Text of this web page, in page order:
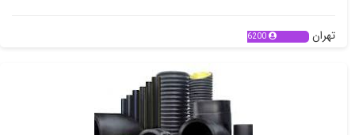
تهران 6200